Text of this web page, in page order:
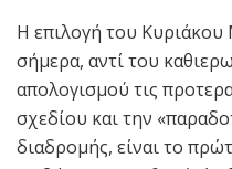
Η επιλογή του
σήμερα, αντί του
απολογισμού τις
σχεδίου και την
διαδρομής, είναι το